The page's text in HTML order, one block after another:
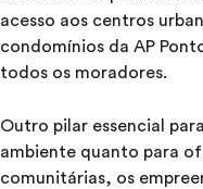
acesso aos centros
condomínios da AP
todos os moradores.
Outro pilar essencial
ambiente quanto para
comunitárias, os